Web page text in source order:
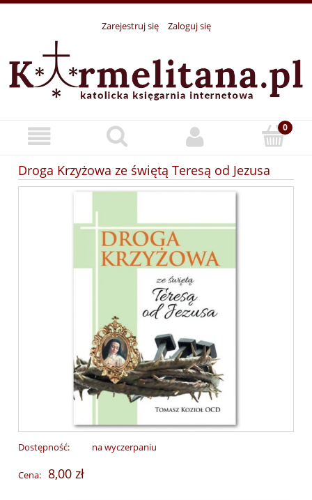
Zarejestruj się Zaloguj się
Droga Krzyżowa ze świętą Teresą od Jezusa
Dostępność: na wyczerpaniu
Cena: 8,00 zł